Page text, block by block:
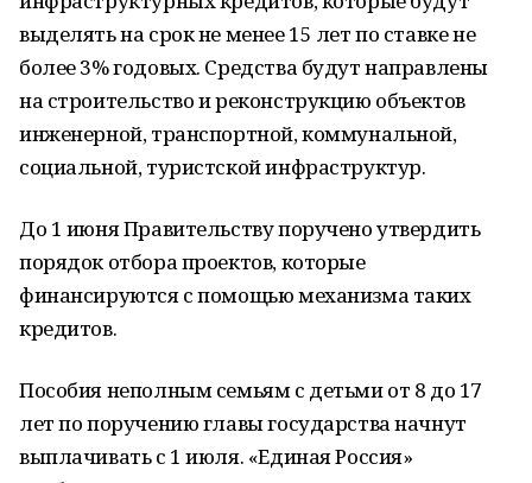
выделять на срок не менее 15 лет по ставке не
более 3% годовых. Средства будут направлены
на строительство и реконструкцию объектов
инженерной, транспортной, коммунальной,
социальной, туристской инфраструктур.
До 1 июня Правительству поручено утвердить
порядок отбора проектов, которые
финансируются с помощью механизма таких
кредитов.
Пособия неполным семьям с детьми от 8 до 17
лет по поручению главы государства начнут
выплачивать с 1 июля. «Единая Россия»